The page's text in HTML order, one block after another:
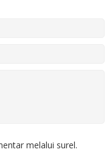
melalui surel.